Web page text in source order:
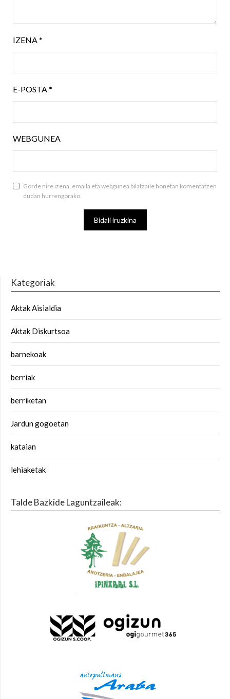
IZENA *
E-POSTA *
WEBGUNEA
Gorde nire izena, emaila eta webgunea bilatzaile honetan komentatzen
dudan hurrengorako.
Kategoriak
Aktak Aisialdia
Aktak Diskurtsoa
barnekoak
berriak
berriketan
Jardun gogoetan
kataian
lehiaketak
Talde Bazkide Laguntzaileak: